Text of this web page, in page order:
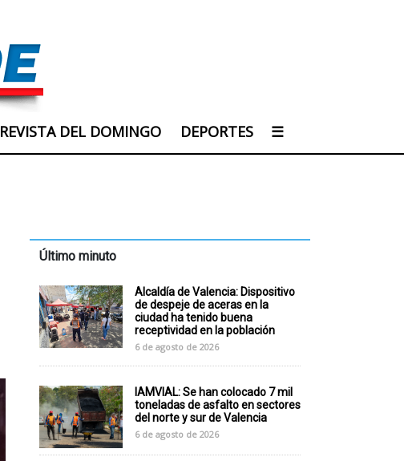
REVISTA DEL DOMINGO DEPORTES ☰
Último minuto
Alcaldía de Valencia: Dispositivo
de despeje de aceras en la
ciudad ha tenido buena
receptividad en la población
6 de agosto de 2026
IAMVIAL: Se han colocado 7 mil
toneladas de asfalto en sectores
del norte y sur de Valencia
6 de agosto de 2026